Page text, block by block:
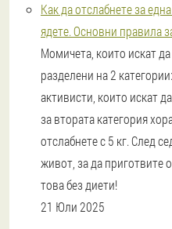
Как да отслабнете за
ядете. Основни правила
Момичета, които искат
разделени на 2
активисти, които искат
за втората категория
отслабнете с 5 кг. След
живот, за да приготвите
това без диети!
21 Юли 2025